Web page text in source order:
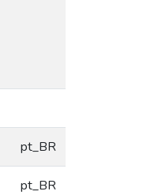
pt_BR
pt_BR